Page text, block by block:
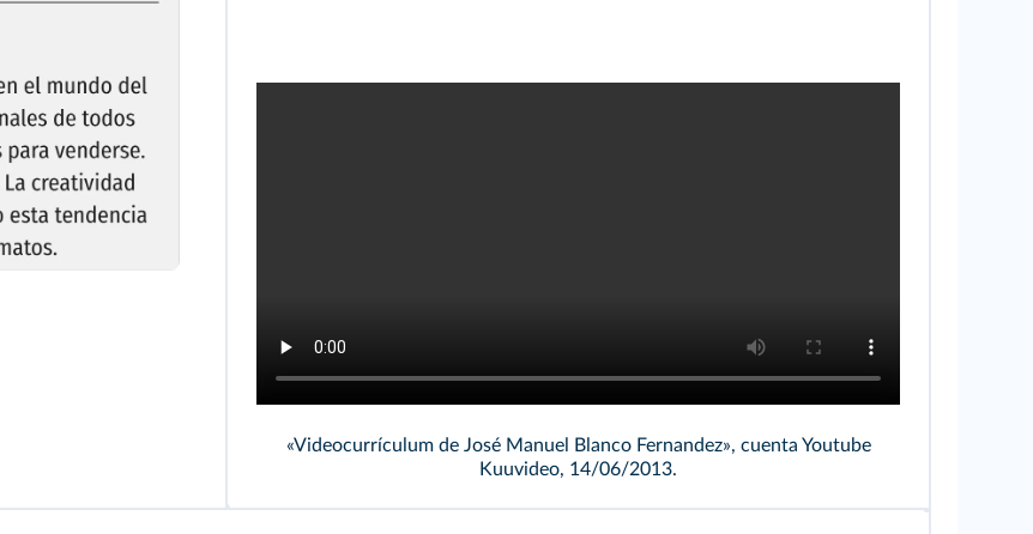
«Videocurrículum de José Manuel Blanco Fernandez», cuenta Youtube
Kuuvideo, 14/06/2013.